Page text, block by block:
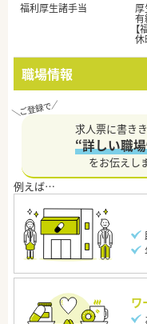
福利厚生諸手当
厚
有
休
職場情報
求人票に書き
“詳しい職
をお伝えし
ワ